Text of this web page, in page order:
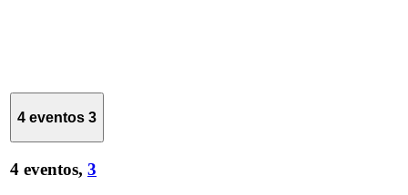
4 eventos 3
4 eventos, 3